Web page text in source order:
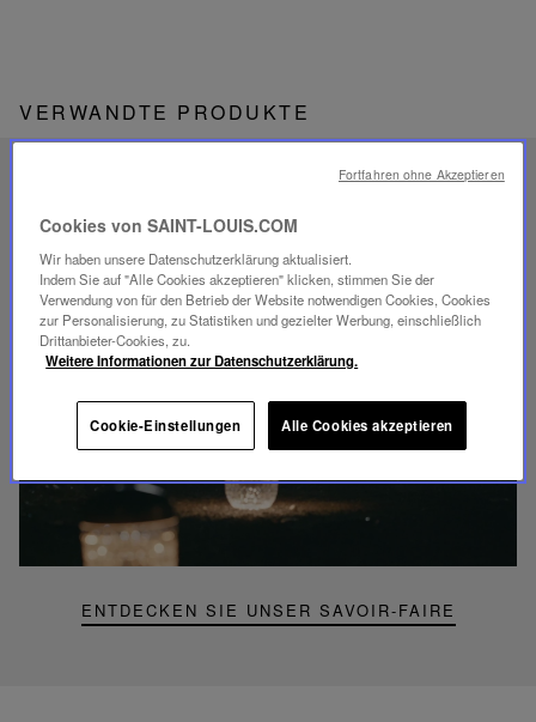
VERWANDTE PRODUKTE
EINZIGARTIGES
SAVOIR-FAIRE
FOLIA BELEUCHTUNG
ENTDECKEN SIE UNSER SAVOIR-FAIRE
Video
abspielen
Folia
Mini-
Portable-
Cookies von SAINT-LOUIS.COM
Wir haben unsere Datenschutzerklärung aktualisiert.
Indem Sie auf "Alle Cookies akzeptieren" klicken, stimmen Sie der
Verwendung von für den Betrieb der Website notwendigen Cookies, Cookies
zur Personalisierung, zu Statistiken und gezielter Werbung, einschließlich
Drittanbieter-Cookies, zu.
Weitere Informationen zur Datenschutzerklärung.
Cookie-Einstellungen Alle Cookies akzeptieren
Fortfahren ohne Akzeptieren